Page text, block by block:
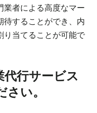
業者による高度なマー
待することができ、内
り当てることが可能で
代行サービス
い。